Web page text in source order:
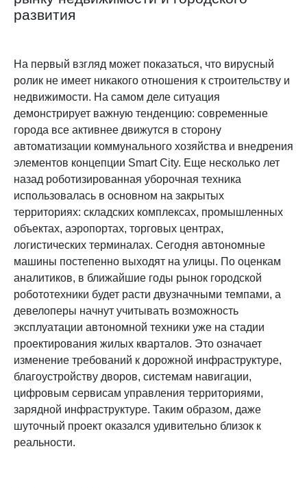
развития
На первый взгляд может показаться, что вирусный
ролик не имеет никакого отношения к строительству и
недвижимости. На самом деле ситуация
демонстрирует важную тенденцию: современные
города все активнее движутся в сторону
автоматизации коммунального хозяйства и внедрения
элементов концепции Smart City. Еще несколько лет
назад роботизированная уборочная техника
использовалась в основном на закрытых
территориях: складских комплексах, промышленных
объектах, аэропортах, торговых центрах,
логистических терминалах. Сегодня автономные
машины постепенно выходят на улицы. По оценкам
аналитиков, в ближайшие годы рынок городской
робототехники будет расти двузначными темпами, а
девелоперы начнут учитывать возможность
эксплуатации автономной техники уже на стадии
проектирования жилых кварталов. Это означает
изменение требований к дорожной инфраструктуре,
благоустройству дворов, системам навигации,
цифровым сервисам управления территориями,
зарядной инфраструктуре. Таким образом, даже
шуточный проект оказался удивительно близок к
реальности.